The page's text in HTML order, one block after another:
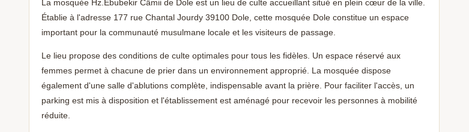
La mosquée Hz.Ebubeki̇r Câmi̇i̇ de Dole est un lieu de culte accueillant situé en plein cœur de la ville.
Établie à l'adresse 177 rue Chantal Jourdy 39100 Dole, cette mosquée Dole constitue un espace
important pour la communauté musulmane locale et les visiteurs de passage.
Le lieu propose des conditions de culte optimales pour tous les fidèles. Un espace réservé aux
femmes permet à chacune de prier dans un environnement approprié. La mosquée dispose
également d'une salle d'ablutions complète, indispensable avant la prière. Pour faciliter l'accès, un
parking est mis à disposition et l'établissement est aménagé pour recevoir les personnes à mobilité
réduite.